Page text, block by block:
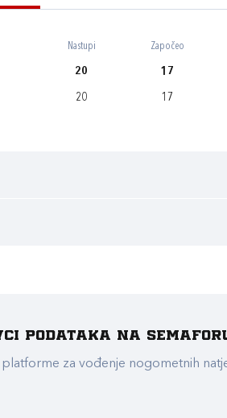
Nastupi Započeo
20 17
20 17
podataka na
za vođenje nogometnih